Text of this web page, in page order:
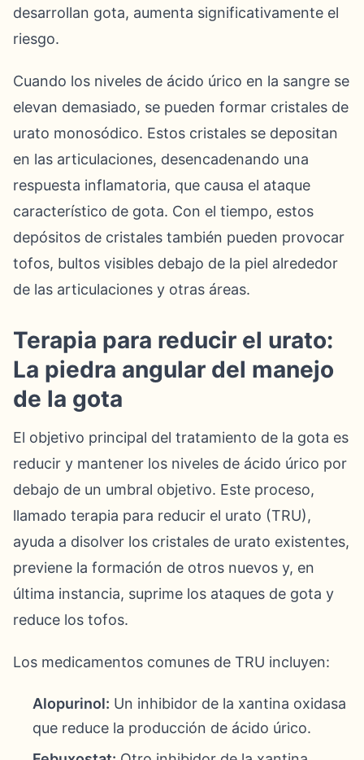
desarrollan gota, aumenta significativamente el
riesgo.
Cuando los niveles de ácido úrico en la sangre se
elevan demasiado, se pueden formar cristales de
urato monosódico. Estos cristales se depositan
en las articulaciones, desencadenando una
respuesta inflamatoria, que causa el ataque
característico de gota. Con el tiempo, estos
depósitos de cristales también pueden provocar
tofos, bultos visibles debajo de la piel alrededor
de las articulaciones y otras áreas.
Terapia para reducir el urato:
La piedra angular del manejo
de la gota
El objetivo principal del tratamiento de la gota es
reducir y mantener los niveles de ácido úrico por
debajo de un umbral objetivo. Este proceso,
llamado terapia para reducir el urato (TRU),
ayuda a disolver los cristales de urato existentes,
previene la formación de otros nuevos y, en
última instancia, suprime los ataques de gota y
reduce los tofos.
Los medicamentos comunes de TRU incluyen:
Alopurinol: Un inhibidor de la xantina oxidasa
que reduce la producción de ácido úrico.